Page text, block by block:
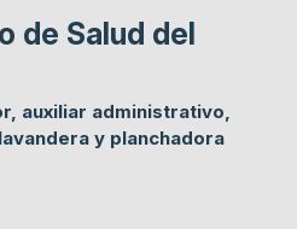
de Salud del
auxiliar administrativo,
y planchadora